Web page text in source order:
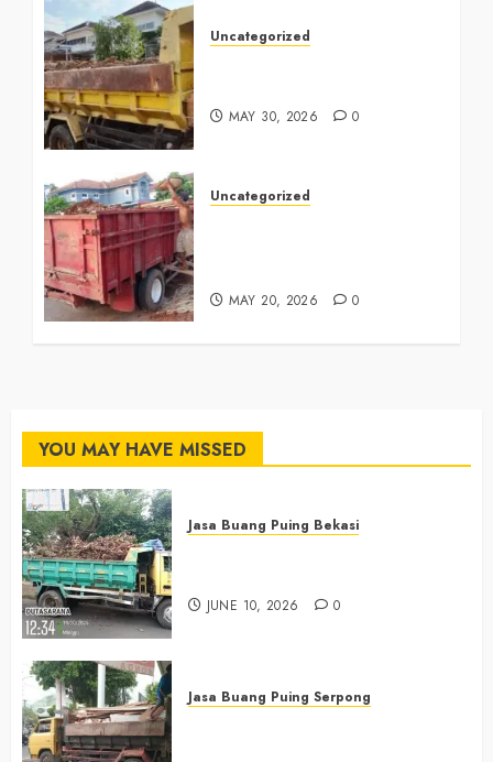
Uncategorized
MAY 30, 2026 0
Uncategorized
MAY 20, 2026 0
YOU MAY HAVE MISSED
Jasa Buang Puing Bekasi
JUNE 10, 2026 0
Jasa Buang Puing Serpong